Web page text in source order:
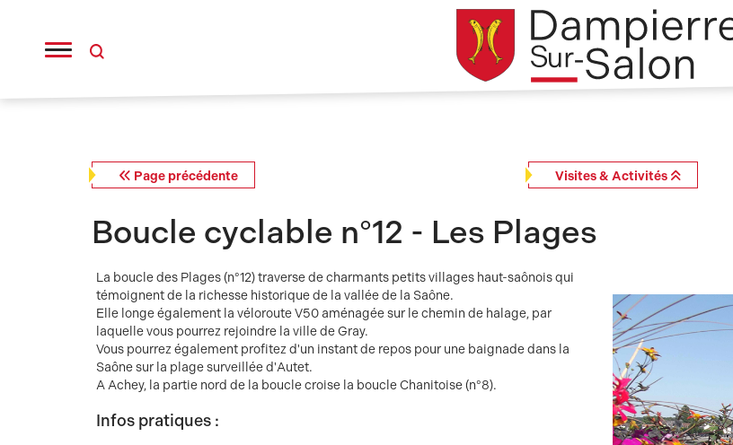
Page précédente Visites & Activités
Boucle cyclable n°12 - Les Plages
La boucle des Plages (n°12) traverse de charmants petits villages haut-saônois qui
témoignent de la richesse historique de la vallée de la Saône.
Elle longe également la véloroute V50 aménagée sur le chemin de halage, par
laquelle vous pourrez rejoindre la ville de Gray.
Vous pourrez également profitez d'un instant de repos pour une baignade dans la
Saône sur la plage surveillée d'Autet.
A Achey, la partie nord de la boucle croise la boucle Chanitoise (n°8).
Infos pratiques :